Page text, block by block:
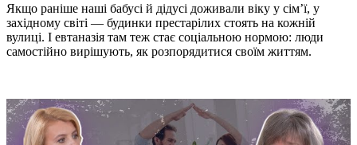
Якщо раніше наші бабусі й дідусі доживали віку у сім’ї, у
західному світі — будинки престарілих стоять на кожній
вулиці. І евтаназія там теж стає соціальною нормою: люди
самостійно вирішують, як розпорядитися своїм життям.